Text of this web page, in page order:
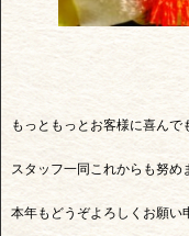
もっともっとお客様に喜ん
スタッフ一同これからも努め
本年もどうぞよろしくお願い